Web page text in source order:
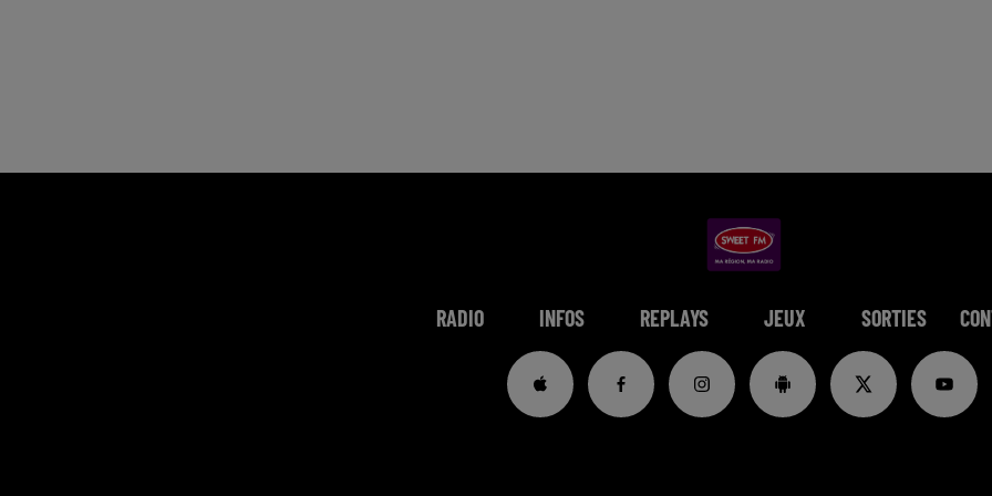
RADIO INFOS REPLAYS JEUX SORTIES